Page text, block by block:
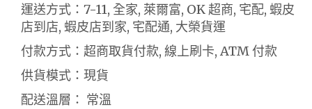
運送方式：7-11, 全家, 萊爾富, OK 超商, 宅配, 蝦皮
店到店, 蝦皮店到家, 宅配通, 大榮貨運
付款方式：超商取貨付款, 線上刷卡, ATM 付款
供貨模式：現貨
配送溫層： 常溫